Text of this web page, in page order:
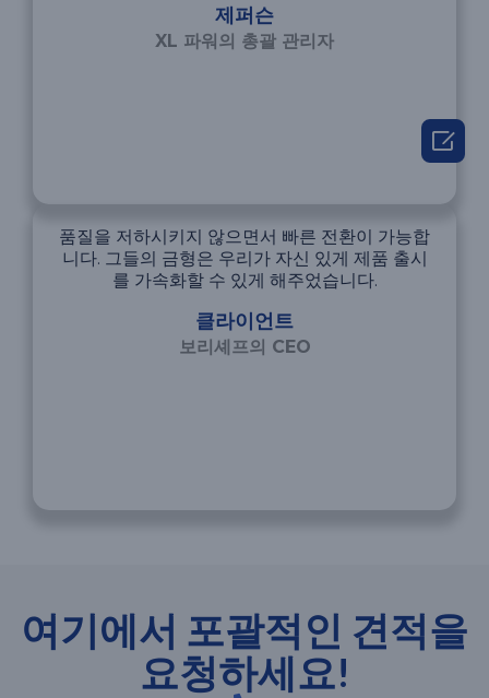
제퍼슨
XL 파워의 총괄 관리자
품질을 저하시키지 않으면서 빠른 전환이 가능합
니다. 그들의 금형은 우리가 자신 있게 제품 출시
를 가속화할 수 있게 해주었습니다.
클라이언트
보리셰프의 CEO
여기에서 포괄적인 견적을
요청하세요!
